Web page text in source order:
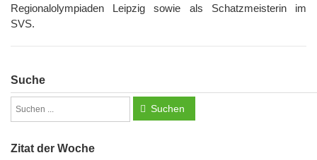
Regionalolympiaden Leipzig sowie als Schatzmeisterin im
SVS.
Suche
Suchen
Zitat der Woche